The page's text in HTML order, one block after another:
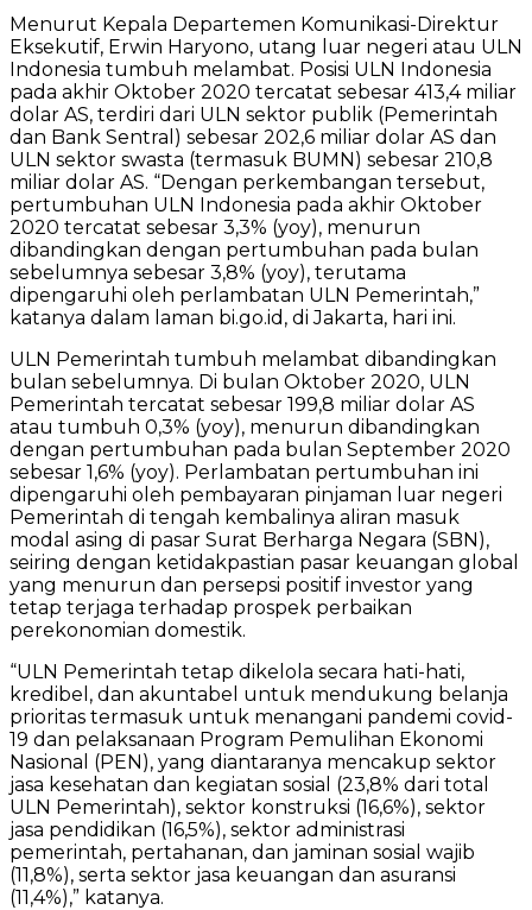
Menurut Kepala Departemen Komunikasi-Direktur
Eksekutif, Erwin Haryono, utang luar negeri atau ULN
Indonesia tumbuh melambat. Posisi ULN Indonesia
pada akhir Oktober 2020 tercatat sebesar 413,4 miliar
dolar AS, terdiri dari ULN sektor publik (Pemerintah
dan Bank Sentral) sebesar 202,6 miliar dolar AS dan
ULN sektor swasta (termasuk BUMN) sebesar 210,8
miliar dolar AS. “Dengan perkembangan tersebut,
pertumbuhan ULN Indonesia pada akhir Oktober
2020 tercatat sebesar 3,3% (yoy), menurun
dibandingkan dengan pertumbuhan pada bulan
sebelumnya sebesar 3,8% (yoy), terutama
dipengaruhi oleh perlambatan ULN Pemerintah,”
katanya dalam laman bi.go.id, di Jakarta, hari ini.
ULN Pemerintah tumbuh melambat dibandingkan
bulan sebelumnya. Di bulan Oktober 2020, ULN
Pemerintah tercatat sebesar 199,8 miliar dolar AS
atau tumbuh 0,3% (yoy), menurun dibandingkan
dengan pertumbuhan pada bulan September 2020
sebesar 1,6% (yoy). Perlambatan pertumbuhan ini
dipengaruhi oleh pembayaran pinjaman luar negeri
Pemerintah di tengah kembalinya aliran masuk
modal asing di pasar Surat Berharga Negara (SBN),
seiring dengan ketidakpastian pasar keuangan global
yang menurun dan persepsi positif investor yang
tetap terjaga terhadap prospek perbaikan
perekonomian domestik.
“ULN Pemerintah tetap dikelola secara hati-hati,
kredibel, dan akuntabel untuk mendukung belanja
prioritas termasuk untuk menangani pandemi covid-
19 dan pelaksanaan Program Pemulihan Ekonomi
Nasional (PEN), yang diantaranya mencakup sektor
jasa kesehatan dan kegiatan sosial (23,8% dari total
ULN Pemerintah), sektor konstruksi (16,6%), sektor
jasa pendidikan (16,5%), sektor administrasi
pemerintah, pertahanan, dan jaminan sosial wajib
(11,8%), serta sektor jasa keuangan dan asuransi
(11,4%),” katanya.